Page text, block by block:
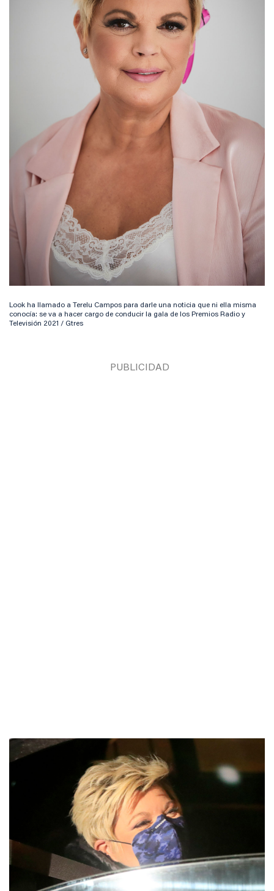
Look ha llamado a Terelu Campos para darle una noticia que ni ella misma
conocía: se va a hacer cargo de conducir la gala de los Premios Radio y
Televisión 2021 / Gtres